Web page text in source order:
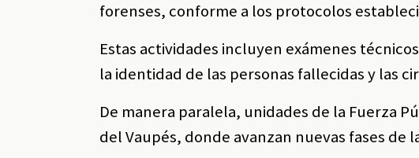
forenses, conforme a los protocolos
Estas actividades incluyen exámenes
la identidad de las personas fallecidas y las
De manera paralela, unidades de la Fuerza
del Vaupés, donde avanzan nuevas fases de